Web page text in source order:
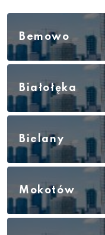
Bemowo
Białołęka
Bielany
Mokotów